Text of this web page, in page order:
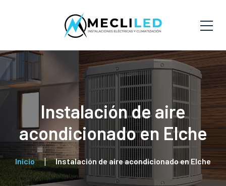
Instalación de aire
acondicionado en Elche
Inicio Instalación de aire acondicionado en Elche